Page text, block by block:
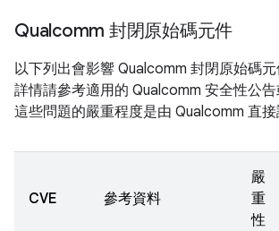
Qualcomm 封閉原始碼元件
以下列出會影響 Qualcomm 封閉原始碼元
詳情請參考適用的 Qualcomm 安全性公告
這些問題的嚴重程度是由 Qualcomm 直接
CVE 參考資料
嚴
重
性